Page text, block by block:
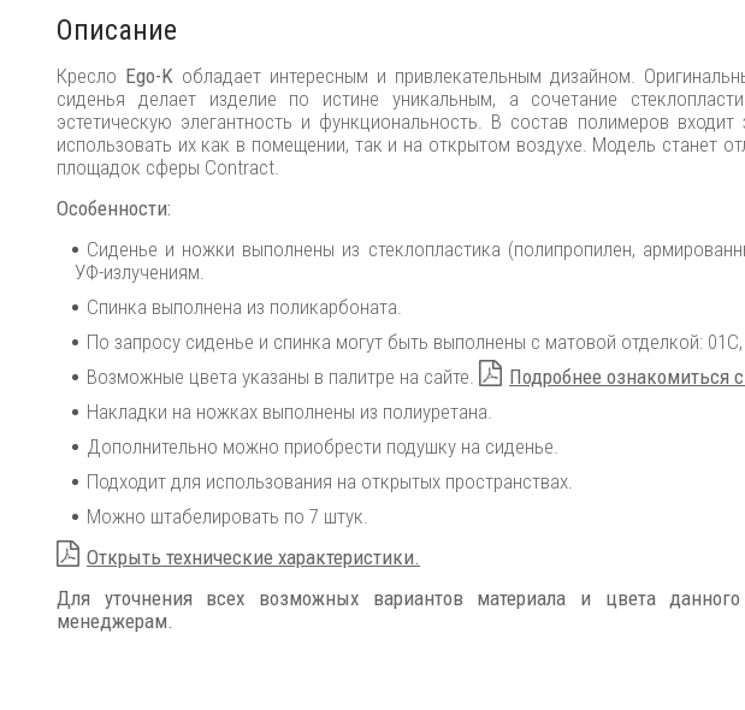
Описание
Кресло Ego-K обладает интересным и привлекательным дизайном.
сиденья делает изделие по истине уникальным, а сочетание
эстетическую элегантность и функциональность. В состав полимеров
использовать их как в помещении, так и на открытом воздухе. Модель станет
площадок сферы Contract.
Особенности:
Сиденье и ножки выполнены из стеклопластика (полипропилен,
УФ-излучениям.
Спинка выполнена из поликарбоната.
По запросу сиденье и спинка могут быть выполнены с матовой отделкой:
Возможные цвета указаны в палитре на сайте.
Подробнее ознакомиться
Накладки на ножках выполнены из полиуретана.
Дополнительно можно приобрести подушку на сиденье.
Подходит для использования на открытых пространствах.
Можно штабелировать по 7 штук.
Открыть технические характеристики.
Для уточнения всех возможных вариантов материала и цвета
менеджерам.